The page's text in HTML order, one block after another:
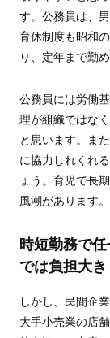
す。公務員は、
育休制度も昭和
り、定年まで勤
公務員には労働
理が組織ではな
と思います。ま
に協力しれくれ
ょう。育児で長
風潮があります。
時短勤務で
では負担大き
しかし、民間企
大手小売業の店